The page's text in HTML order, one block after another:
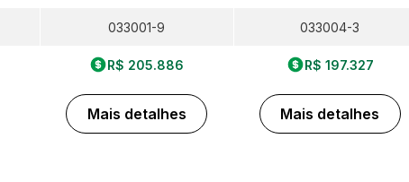
033001-9
R$ 205.886
Mais detalhes
033004-3
R$ 197.327
Mais detalhes